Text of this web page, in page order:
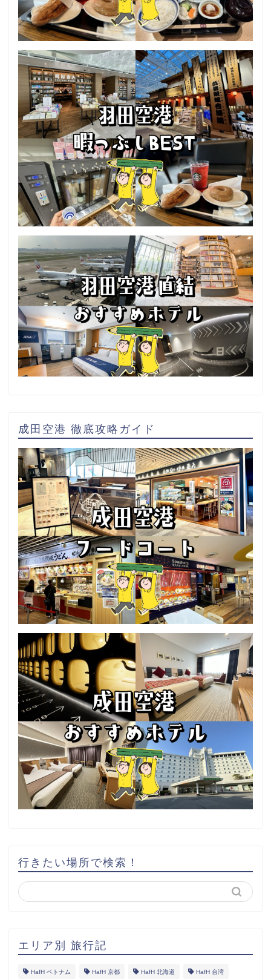
成田空港 徹底攻略ガイド
行きたい場所で検索！
エリア別 旅行記
HafH ベトナム HafH 京都 HafH 北海道 HafH 台湾